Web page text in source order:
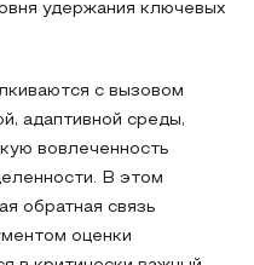
удержания ключевых
с вызовом
адаптивной среды,
вовлеченность
В этом
обратная связь
оценки